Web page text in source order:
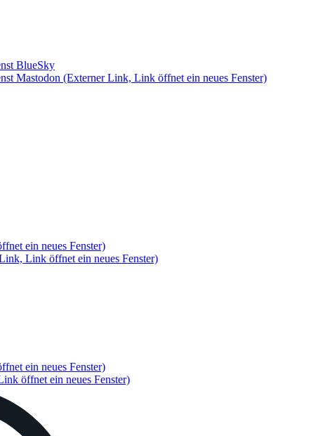
BlueSky
Mastodon (Externer Link, Link öffnet ein neues Fenster)
ein neues Fenster)
Link öffnet ein neues Fenster)
ein neues Fenster)
öffnet ein neues Fenster)